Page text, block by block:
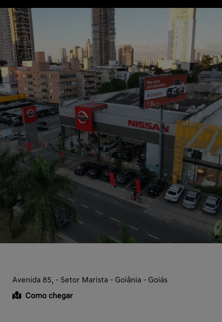
Avenida 85, - Setor Marista - Goiânia - Goiás
Como chegar